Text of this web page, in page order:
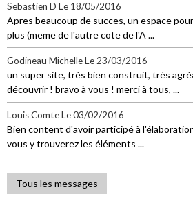
Sebastien D Le 18/05/2016
Apres beaucoup de succes, un espace
plus (meme de l'autre cote de l'A ...
Godineau MichelleLe 23/03/2016
un super site, très bien construit, très
découvrir ! bravo à vous ! merci à tous, ...
Louis ComteLe 03/02/2016
Bien content d'avoir participé à
vous y trouverez les éléments ...
Tous les messages